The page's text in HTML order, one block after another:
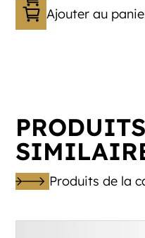
Ajouter au
PRODUITS
Produits de la